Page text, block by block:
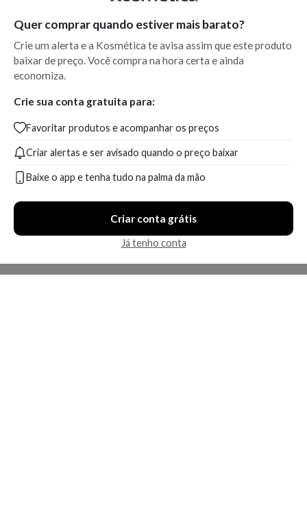
Quer comprar quando estiver mais barato?
Crie um alerta e a Kosmética te avisa assim que este produto
baixar de preço. Você compra na hora certa e ainda
economiza.
Crie sua conta gratuita para:
Favoritar produtos e acompanhar os preços
Criar alertas e ser avisado quando o preço baixar
Baixe o app e tenha tudo na palma da mão
Criar conta grátis
Já tenho conta